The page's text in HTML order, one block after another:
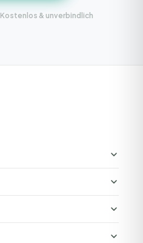
Kostenlos & unverbindlich